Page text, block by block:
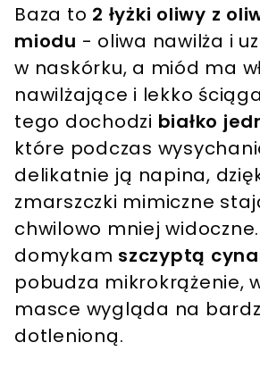
Baza to 2 łyżki oliwy z
miodu - oliwa nawilża i
w naskórku, a miód ma
nawilżające i lekko
tego dochodzi białko
które podczas
delikatnie ją napina,
zmarszczki mimiczne
chwilowo mniej widoczne.
domykam szczyptą
pobudza mikrokrążenie,
masce wygląda na
dotlenioną.